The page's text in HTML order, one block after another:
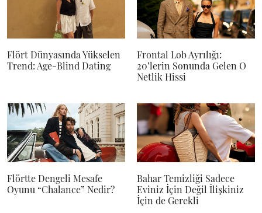
Flört Dünyasında Yükselen
Trend: Age-Blind Dating
Frontal Lob Ayrılığı:
20’lerin Sonunda Gelen O
Netlik Hissi
Flörtte Dengeli Mesafe
Oyunu “Chalance” Nedir?
Bahar Temizliği Sadece
Eviniz İçin Değil İlişkiniz
İçin de Gerekli